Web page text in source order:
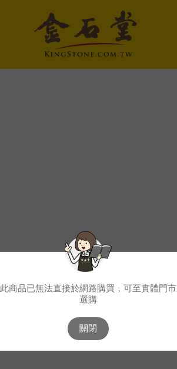
此商品已無法直接於網路購買，可至實體門市
選購
關閉